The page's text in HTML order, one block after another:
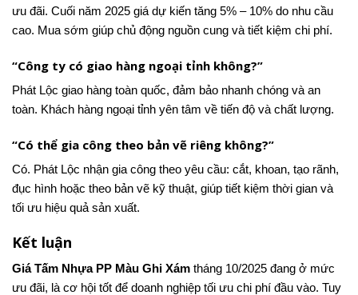
ưu đãi. Cuối năm 2025 giá dự kiến tăng 5% – 10% do nhu cầu
cao. Mua sớm giúp chủ động nguồn cung và tiết kiệm chi phí.
“Công ty có giao hàng ngoại tỉnh không?”
Phát Lộc giao hàng toàn quốc, đảm bảo nhanh chóng và an
toàn. Khách hàng ngoại tỉnh yên tâm về tiến độ và chất lượng.
“Có thể gia công theo bản vẽ riêng không?”
Có. Phát Lộc nhận gia công theo yêu cầu: cắt, khoan, tạo rãnh,
đục hình hoặc theo bản vẽ kỹ thuật, giúp tiết kiệm thời gian và
tối ưu hiệu quả sản xuất.
Kết luận
Giá Tấm Nhựa PP Màu Ghi Xám tháng 10/2025 đang ở mức
ưu đãi, là cơ hội tốt để doanh nghiệp tối ưu chi phí đầu vào. Tuy